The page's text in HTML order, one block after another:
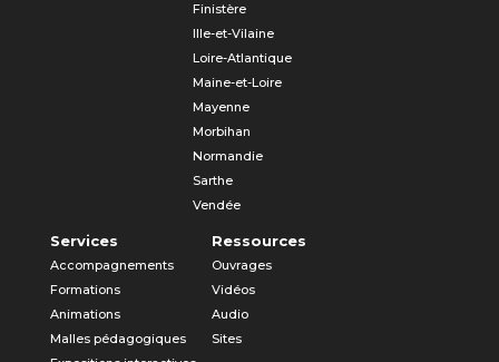
Finistère
Ille-et-Vilaine
Loire-Atlantique
Maine-et-Loire
Mayenne
Morbihan
Normandie
Sarthe
Vendée
Services
Accompagnements
Formations
Animations
Malles pédagogiques
Ressources
Ouvrages
Vidéos
Audio
Sites